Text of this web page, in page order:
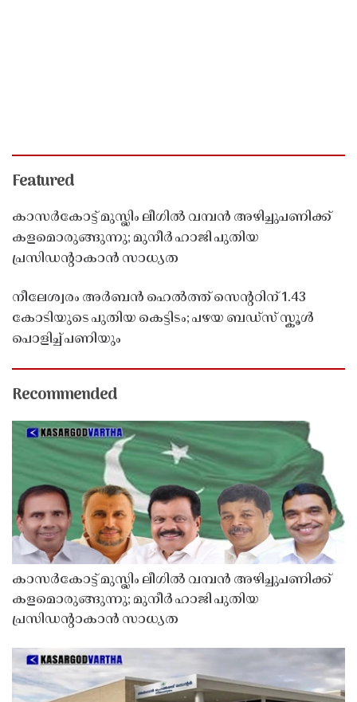
Featured
കാസർകോട്ട് മുസ്ലിം ലീഗിൽ വമ്പൻ അഴിച്ചുപണിക്ക്
കളമൊരുങ്ങുന്നു; മുനീർ ഹാജി പുതിയ
പ്രസിഡൻ്റാകാൻ സാധ്യത
നീലേശ്വരം അർബൻ ഹെൽത്ത് സെൻ്ററിന് 1.43
കോടിയുടെ പുതിയ കെട്ടിടം; പഴയ ബഡ്സ് സ്കൂൾ
പൊളിച്ച് പണിയും
Recommended
കാസർകോട്ട് മുസ്ലിം ലീഗിൽ വമ്പൻ അഴിച്ചുപണിക്ക്
കളമൊരുങ്ങുന്നു; മുനീർ ഹാജി പുതിയ
പ്രസിഡൻ്റാകാൻ സാധ്യത